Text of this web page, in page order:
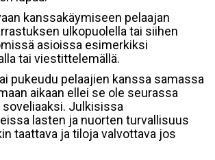
kanssakäymiseen pelaajan
ulkopuolella tai siihen
asioissa esimerkiksi
tai viestittelemällä.
pukeudu pelaajien kanssa samassa
aikaan ellei se ole seurassa
Julkisissa
lasten ja nuorten turvallisuus
taattava ja tiloja valvottava jos